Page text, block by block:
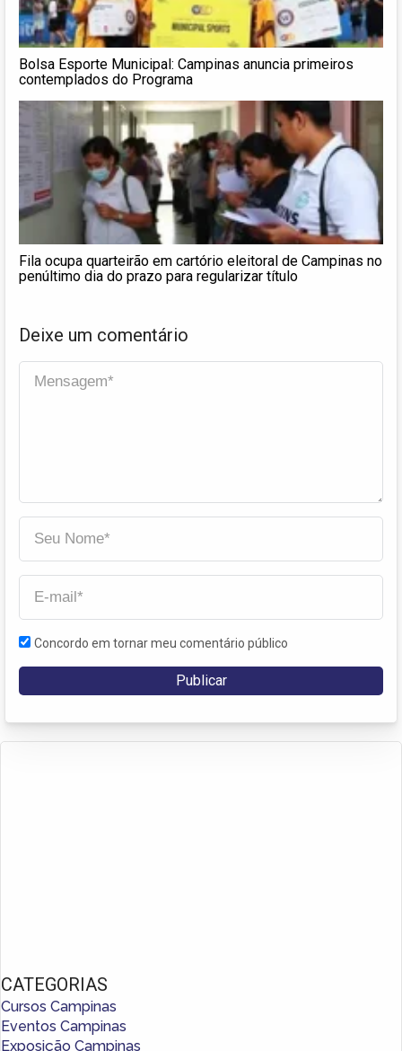
Bolsa Esporte Municipal: Campinas anuncia primeiros
contemplados do Programa
Fila ocupa quarteirão em cartório eleitoral de Campinas no
penúltimo dia do prazo para regularizar título
Deixe um comentário
Concordo em tornar meu comentário público
CATEGORIAS
Cursos Campinas
Eventos Campinas
Exposição Campinas